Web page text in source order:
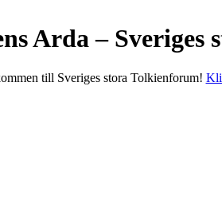
Arda – Sveriges
till Sveriges stora Tolkienforum!